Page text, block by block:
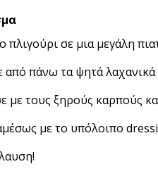
πλιγούρι σε μια μεγάλη
πάνω τα ψητά λαχανικά
με τους ξηρούς καρπούς
με το υπόλοιπο